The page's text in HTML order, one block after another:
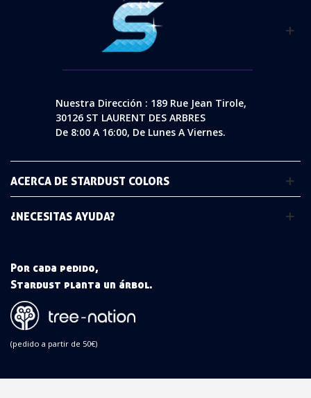
Nuestra Dirección : 189 Rue Jean Tirole,
30126 ST LAURENT DES ARBRES
De 8:00 A 16:00, De Lunes A Viernes.
ACERCA DE STARDUST COLORS
¿NECESITAS AYUDA?
Por cada pedido,
Stardust planta un árbol.
(pedido a partir de 50€)